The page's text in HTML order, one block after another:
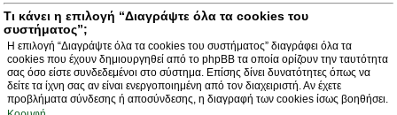
Τι κάνει η επιλογή “Διαγράψτε όλα τα cookies του
συστήματος”;
Η επιλογή “Διαγράψτε όλα τα cookies του συστήματος” διαγράφει όλα τα
cookies που έχουν δημιουργηθεί από το phpBB τα οποία ορίζουν την ταυτότητα
σας όσο είστε συνδεδεμένοι στο σύστημα. Επίσης δίνει δυνατότητες όπως να
δείτε τα ίχνη σας αν είναι ενεργοποιημένη από τον διαχειριστή. Αν έχετε
προβλήματα σύνδεσης ή αποσύνδεσης, η διαγραφή των cookies ίσως βοηθήσει.